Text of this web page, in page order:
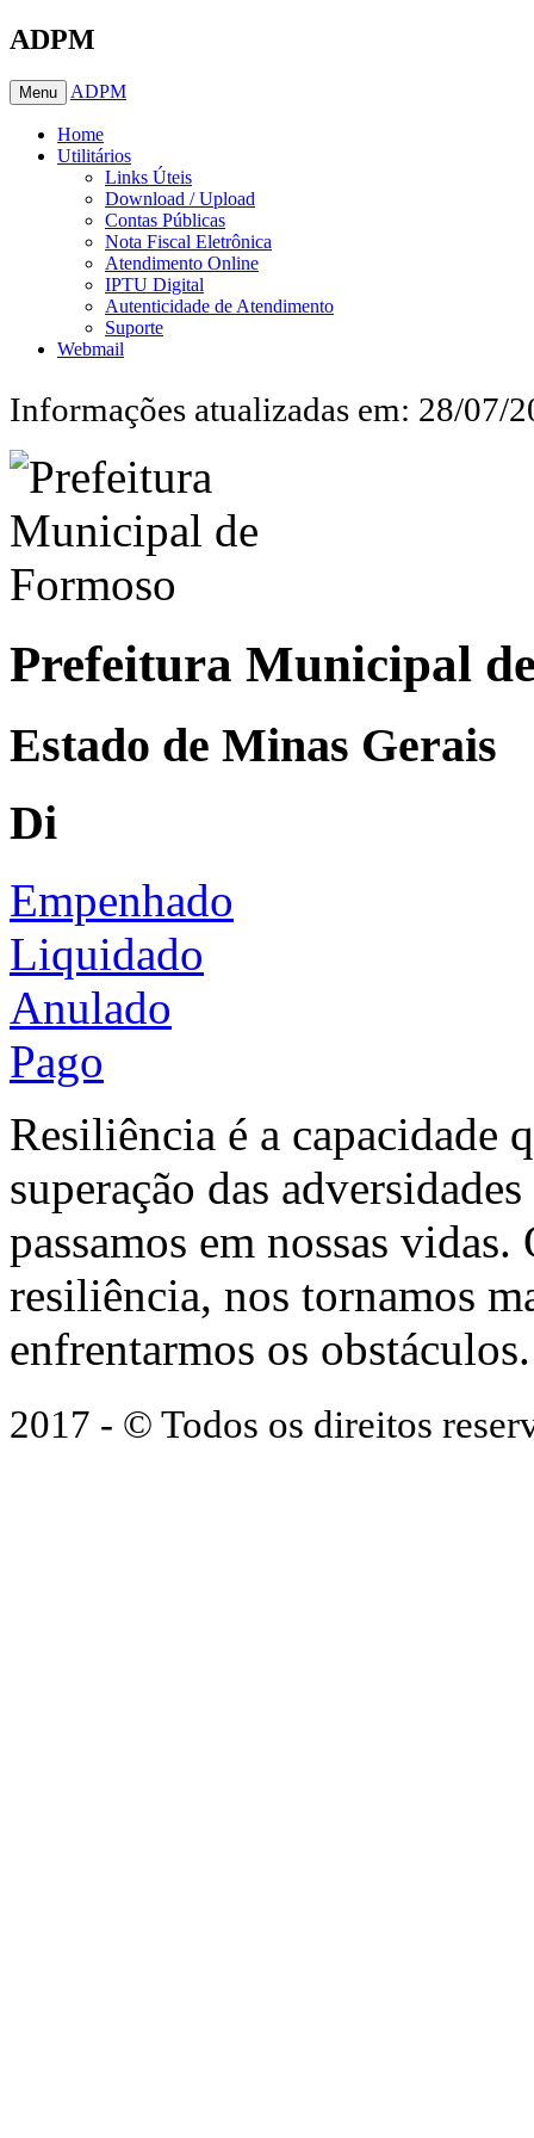
ADPM
Menu ADPM
Home
Utilitários
Links Úteis
Download / Upload
Contas Públicas
Nota Fiscal Eletrônica
Atendimento Online
IPTU Digital
Autenticidade de Atendimento
Suporte
Webmail
Informações atualizadas em: 28/07/
Prefeitura Municipal
Estado de Minas Gerais
Di
Empenhado
Liquidado
Anulado
Pago
Resiliência é a capacidade
superação das
passamos em nossas
resiliência, nos tornamos
enfrentarmos os obstáculos.
2017 - © Todos os direitos